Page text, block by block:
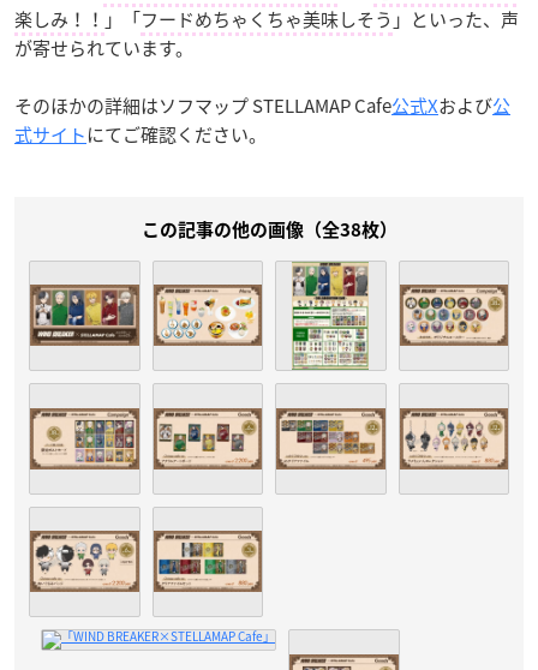
楽しみ！！ 」「フードめちゃくちゃ美味しそう 」といった、声
が寄せられています。
そのほかの詳細はソフマップ STELLAMAP Cafe公式Xおよび公
式サイトにてご確認ください。
この記事の他の画像（全38枚）